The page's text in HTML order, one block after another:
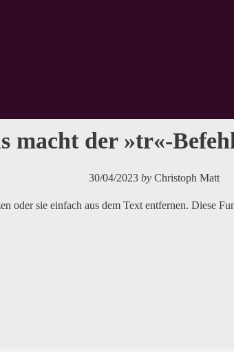
macht der »tr«-
30/04/2023 by Christoph Matt
oder sie einfach aus dem Text entfernen. Diese